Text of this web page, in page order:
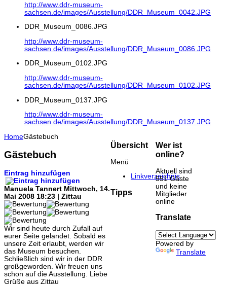
http://www.ddr-museum-
sachsen.de/images/Ausstellung/DDR_Museum_0042.JPG
DDR_Museum_0086.JPG
http://www.ddr-museum-
sachsen.de/images/Ausstellung/DDR_Museum_0086.JPG
DDR_Museum_0102.JPG
http://www.ddr-museum-
sachsen.de/images/Ausstellung/DDR_Museum_0102.JPG
DDR_Museum_0137.JPG
http://www.ddr-museum-
sachsen.de/images/Ausstellung/DDR_Museum_0137.JPG
HomeGästebuch
Gästebuch
Eintrag hinzufügen
Manuela Tannert Mittwoch, 14.
Mai 2008 18:23 | Zittau
Wir sind heute durch Zufall auf
eurer Seite gelandet. Sobald es
unsere Zeit erlaubt, werden wir
das Museum besuchen.
Schließlich sind wir in der DDR
großgeworden. Wir freuen uns
schon auf die Ausstellung. Liebe
Grüße aus Zittau
Übersicht
Menü
Linkverzeichnis
Tipps
Wer ist
online?
Aktuell sind
551 Gäste
und keine
Mitglieder
online
Translate
Powered by
Translate